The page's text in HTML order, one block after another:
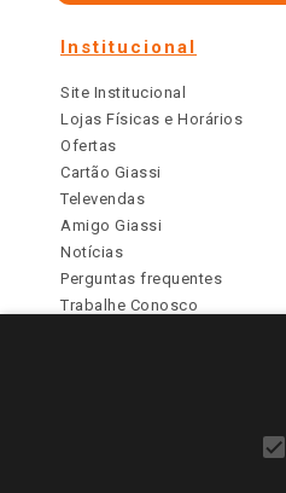
Institucional
Site Institucional
Lojas Físicas e Horários
Ofertas
Cartão Giassi
Televendas
Amigo Giassi
Notícias
Perguntas frequentes
Trabalhe Conosco
TODOS OS